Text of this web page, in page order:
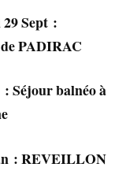
Sept :
PADIRAC
Séjour balnéo à
: REVEILLON